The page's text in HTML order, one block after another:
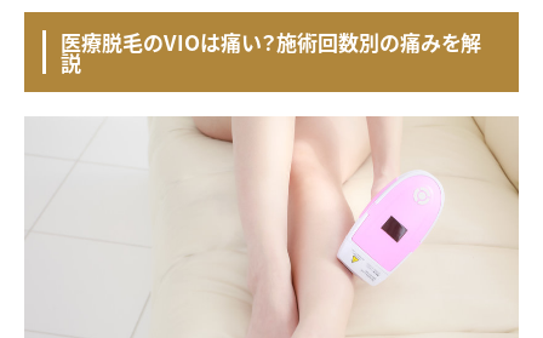
医療脱毛のVIOは痛い？施術回数別の痛みを解
説